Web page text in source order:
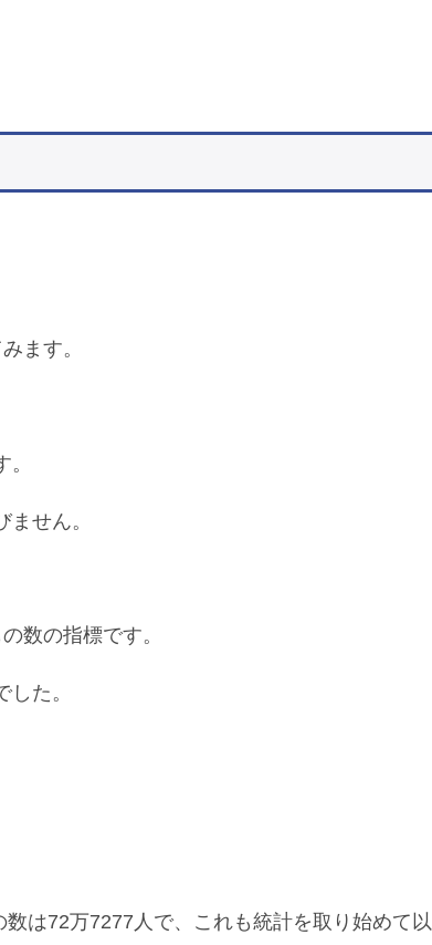
ます。
せん。
数の指標です。
た。
は72万7277人で、これも統計を取り始めて以